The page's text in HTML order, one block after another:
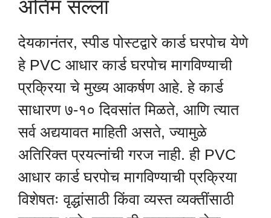
अंतिम सल्ला
देयकानंतर, स्पीड पोस्टद्वारे कार्ड घरपोच येणे
हे PVC आधार कार्ड घरपोच मागविण्याची
प्रक्रिया चे मुख्य आकर्षण आहे. हे कार्ड
साधारण ७-१० दिवसांत मिळते, आणि त्यात
सर्व अद्ययावत माहिती असते, ज्यामुळे
अतिरिक्त प्रयत्नांची गरज नाही. ही PVC
आधार कार्ड घरपोच मागविण्याची प्रक्रिया
विशेषतः वृद्धांसाठी किंवा व्यस्त व्यक्तींसाठी